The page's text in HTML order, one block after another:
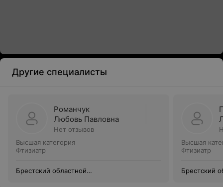
Другие специалисты
Романчук
Любовь Павловна
Нет отзывов
Высшая категория
Фтизиатр
Брестский областной
Высшая
Фтизиатр
Брестский